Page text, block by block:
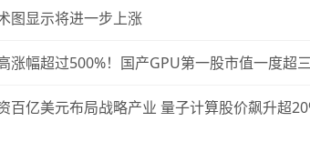
图显示将进一步上涨
涨幅超过500%！国产GPU第一股市值一度超
百亿美元布局战略产业 量子计算股价飙升超